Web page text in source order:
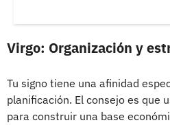
Virgo: Organización y
Tu signo tiene una afinidad
planificación. El consejo es que
para construir una base